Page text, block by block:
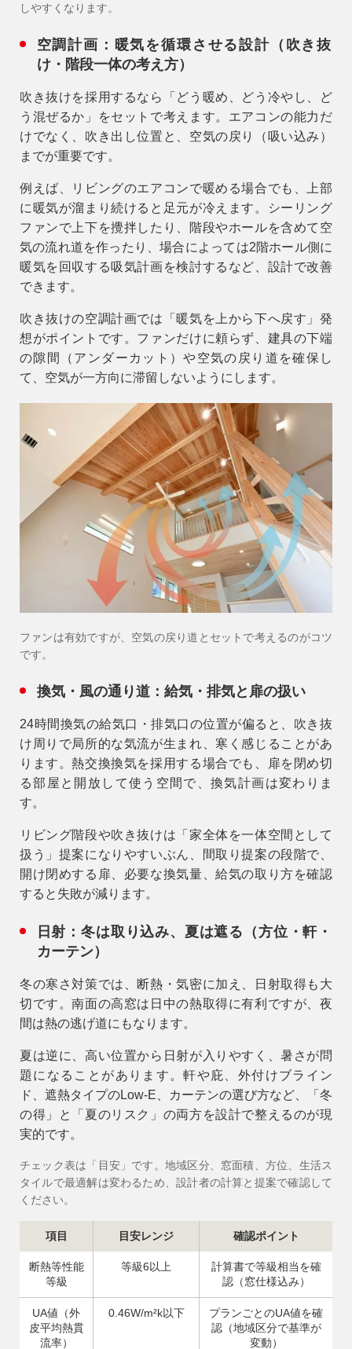
しやすくなります。
空調計画：暖気を循環させる設計（吹き抜
け・階段一体の考え方）
吹き抜けを採用するなら「どう暖め、どう冷やし、ど
う混ぜるか」をセットで考えます。エアコンの能力だ
けでなく、吹き出し位置と、空気の戻り（吸い込み）
までが重要です。
例えば、リビングのエアコンで暖める場合でも、上部
に暖気が溜まり続けると足元が冷えます。
シーリング
ファンで上下を攪拌したり、階段やホールを含めて空
気の流れ道を作ったり、場合によっては2階ホール側に
暖気を回収する吸気計画を検討するなど、設計で改善
できます。
吹き抜けの空調計画では「暖気を上から下へ戻す」発
想がポイントです。ファンだけに頼らず、建具の下端
の隙間（アンダーカット）や空気の戻り道を確保し
て、空気が一方向に滞留しないようにします。
ファンは有効ですが、空気の戻り道とセットで考えるのがコツ
です。
換気・風の通り道：給気・排気と扉の扱い
24時間換気の給気口・排気口の位置が偏ると、吹き抜
け周りで局所的な気流が生まれ、寒く感じることがあ
ります。熱交換換気を採用する場合でも、扉を閉め切
る部屋と開放して使う空間で、換気計画は変わりま
す。
リビング階段や吹き抜けは「家全体を一体空間として
扱う」提案になりやすいぶん、間取り提案の段階で、
開け閉めする扉、必要な換気量、給気の取り方を確認
すると失敗が減ります。
日射：冬は取り込み、夏は遮る（方位・軒・
カーテン）
冬の寒さ対策では、断熱・気密に加え、日射取得も大
切です。南面の高窓は日中の熱取得に有利ですが、夜
間は熱の逃げ道にもなります。
夏は逆に、高い位置から日射が入りやすく、暑さが問
題になることがあります。軒や庇、外付けブライン
ド、遮熱タイプのLow-E、カーテンの選び方など、「冬
の得」と「夏のリスク」の両方を設計で整えるのが現
実的です。
チェック表は「目安」です。地域区分、窓面積、方位、生活ス
タイルで最適解は変わるため、設計者の計算と提案で確認して
ください。
項目 目安レンジ 確認ポイント
断熱等性能
等級
等級6以上
計算書で等級相当を確
認（窓仕様込み）
UA値（外
皮平均熱貫
流率）
0.46W/m²k以下
プランごとのUA値を確
認（地域区分で基準が
変動）